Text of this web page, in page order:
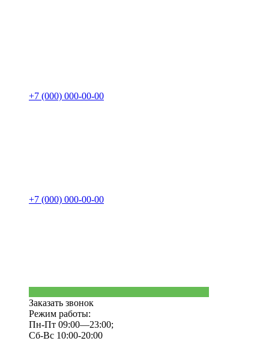
+7 (000) 000-00-00
+7 (000) 000-00-00
Заказать звонок
Режим работы:
Пн-Пт 09:00—23:00;
Сб-Вс 10:00-20:00